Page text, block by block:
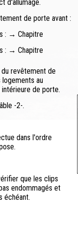
d'allumage.
de porte avant :
: → Chapitre
: → Chapitre
revêtement de
au
de porte.
-2-.
dans l'ordre
que les clips
endommagés et
échéant.